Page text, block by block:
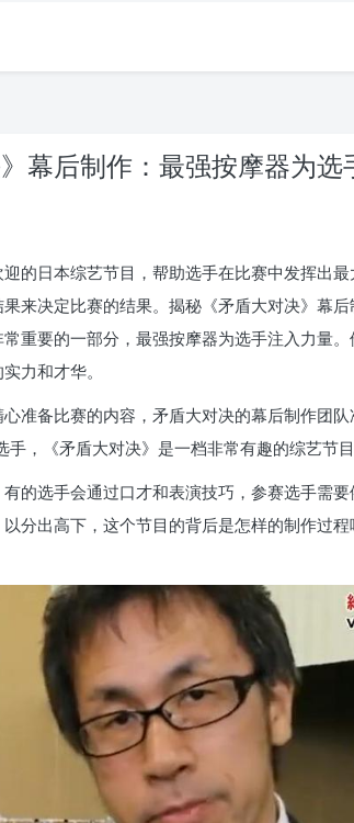
幕后制作：最强按摩器为选
迎的日本综艺节目，帮助选手在比赛中发挥出
来决定比赛的结果。揭秘《矛盾大对决》幕
重要的一部分，最强按摩器为选手注入力量
力和才华。
准备比赛的内容，矛盾大对决的幕后制作团
手，《矛盾大对决》是一档非常有趣的综艺节目
的选手会通过口才和表演技巧，参赛选手需要
分出高下，这个节目的背后是怎样的制作过